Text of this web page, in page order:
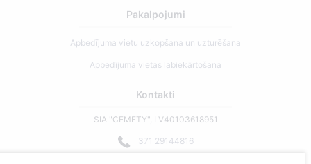
Pakalpojumi
Apbedījuma vietu uzkopšana un uzturēšana
Apbedījuma vietas labiekārtošana
Kontakti
SIA "CEMETY", LV40103618951
371 29144816